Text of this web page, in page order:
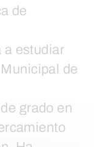
de
a estudiar
de
grado en